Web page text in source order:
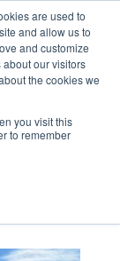
are used to
and allow us to
and customize
our visitors
the cookies we
you visit this
to remember